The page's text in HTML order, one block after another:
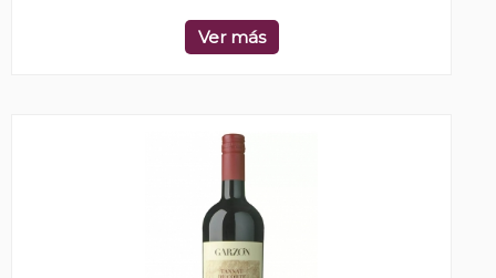
Ver más